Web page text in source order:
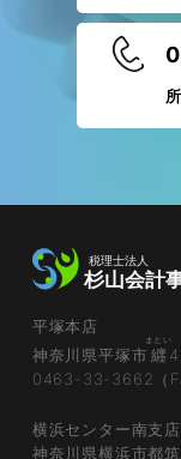
所
平塚本店
神奈川県平塚市纒
まとい
0463-33-3662（
横浜センター南支店
神奈川県横浜市都